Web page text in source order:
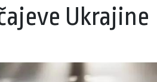
Ukrajine